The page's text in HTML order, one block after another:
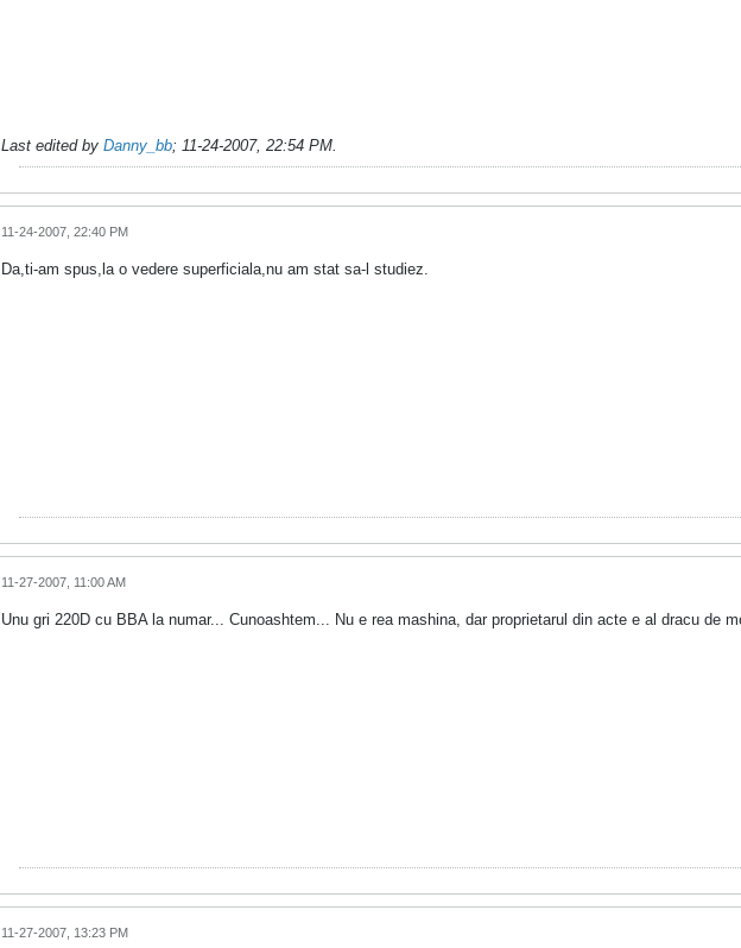
Last edited by Danny_bb; 11-24-2007, 22:54 PM.
11-24-2007, 22:40 PM
Da,ti-am spus,la o vedere superficiala,nu am stat sa-l studiez.
11-27-2007, 11:00 AM
Unu gri 220D cu BBA la numar... Cunoashtem... Nu e rea mashina, dar proprietarul din acte e al dracu de
11-27-2007, 13:23 PM